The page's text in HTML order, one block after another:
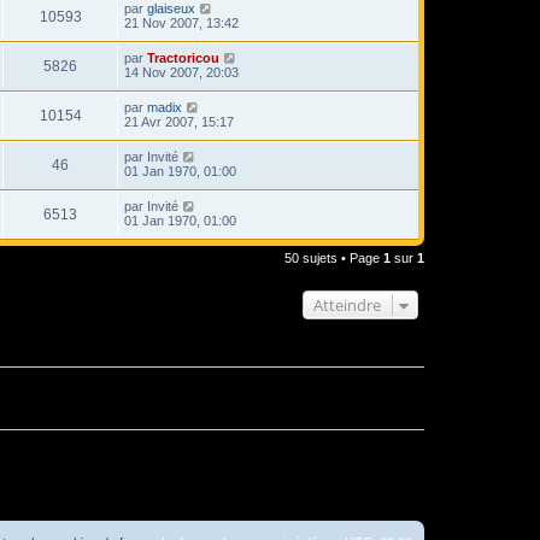
10593 par glaiseux
21 Nov 2007, 13:42
5826 par Tractoricou
14 Nov 2007, 20:03
10154 par madix
21 Avr 2007, 15:17
46 par Invité
01 Jan 1970, 01:00
6513 par Invité
01 Jan 1970, 01:00
50 sujets • Page 1 sur 1
Atteindre